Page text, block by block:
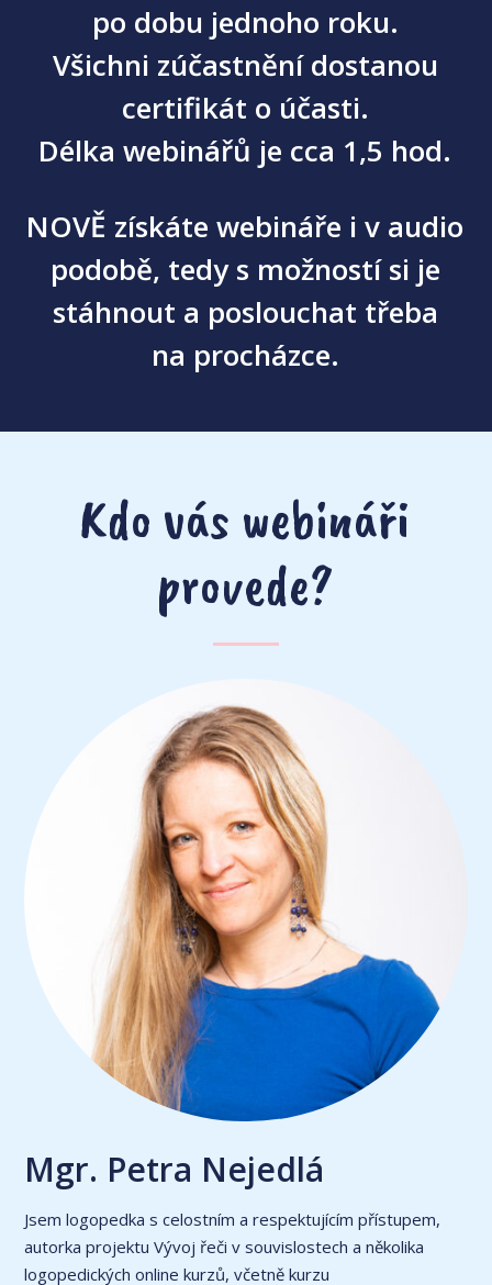
po dobu jednoho roku.
Všichni zúčastnění dostanou
certifikát o účasti.
Délka webinářů je cca 1,5 hod.
NOVĚ získáte webináře i v audio
podobě, tedy s možností si je
stáhnout a poslouchat třeba
na procházce.
Kdo vás webináři
provede?
Mgr. Petra Nejedlá
Jsem logopedka s celostním a respektujícím přístupem,
autorka projektu Vývoj řeči v souvislostech a několika
logopedických online kurzů, včetně kurzu